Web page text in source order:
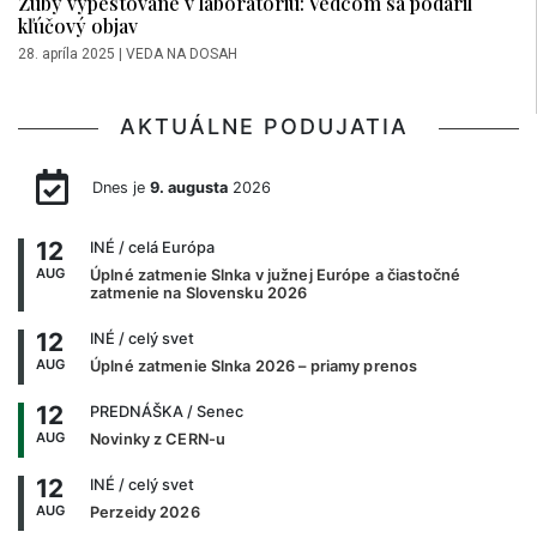
kľúčový objav
28. apríla 2025 VEDA NA DOSAH
AKTUÁLNE PODUJATIA
Dnes je 9. augusta2026
12
AUG
INÉ / celá Európa
Úplné zatmenie Slnka v južnej Európe a čiastočné
zatmenie na Slovensku 2026
12
AUG
INÉ / celý svet
Úplné zatmenie Slnka 2026 – priamy prenos
12
AUG
PREDNÁŠKA / Senec
Novinky z CERN-u
12
AUG
INÉ / celý svet
Perzeidy 2026